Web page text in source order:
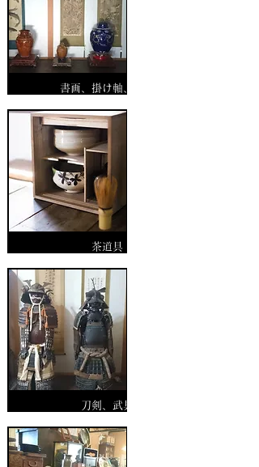
書画、掛け軸、絵画
茶道具
刀剣、武具